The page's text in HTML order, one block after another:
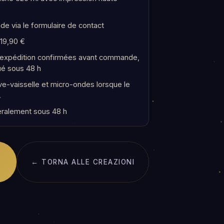
via le formulaire de contact
€
confirmées avant commande,
sous 48 h
vaisselle et micro-ondes lorsque le
sous 48 h
← TORNA ALLE CREAZIONI